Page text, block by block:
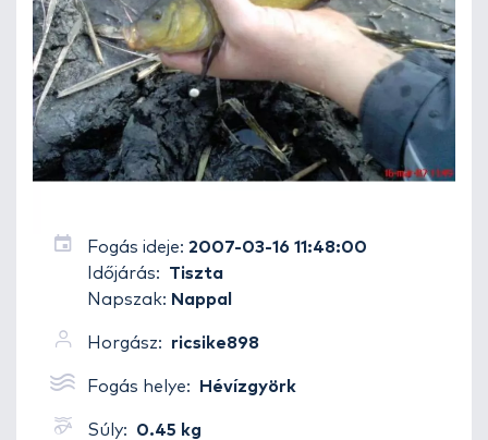
Fogás ideje: 2007-03-16 11:48:00
Időjárás:
Tiszta
Napszak: Nappal
Horgász: ricsike898
Fogás helye: Hévízgyörk
Súly: 0.45 kg